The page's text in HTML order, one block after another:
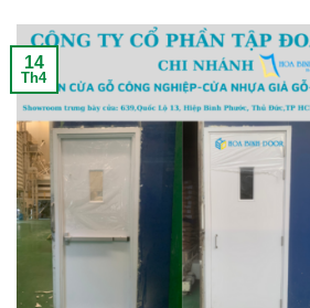
14
Th4